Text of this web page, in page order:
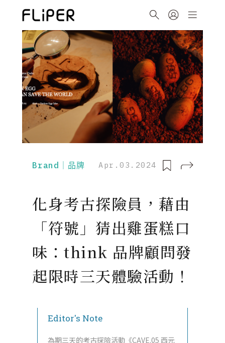
Brand｜品牌 Apr.03.2024
化身考古探險員，藉由
「符號」猜出雞蛋糕口
味：think 品牌顧問發
起限時三天體驗活動！
Editor's Note
為期三天的考古探險活動《CAVE.05 西元